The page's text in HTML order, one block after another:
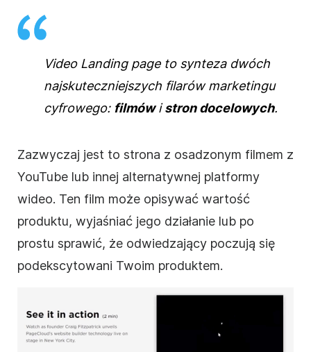
Video Landing page to synteza dwóch
najskuteczniejszych filarów marketingu
cyfrowego: filmówistron docelowych.
Zazwyczaj jest to strona z osadzonym filmem z
YouTube lub innej alternatywnej platformy
wideo. Ten film może opisywać wartość
produktu, wyjaśniać jego działanie lub po
prostu sprawić, że odwiedzający poczują się
podekscytowani Twoim produktem.